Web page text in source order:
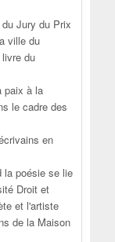
Jury du Prix
ville du
du
paix à la
le cadre des
en
la poésie se lie
Droit et
et l'artiste
de la Maison